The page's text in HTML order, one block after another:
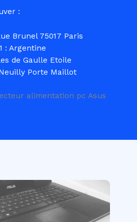
:
Brunel 75017 Paris
: Argentine
de Gaulle Etoile
Porte Maillot